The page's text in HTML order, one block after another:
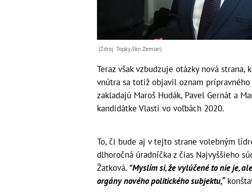
(Zdroj: Topky/Ján Zemiar)
Teraz však vzbudzuje otázky nová
vnútra sa totiž objavil oznam
zakladajú Maroš Hudák, Pavel Gernát a
kandidátke Vlasti vo voľbách 2020.
To, či bude aj v tejto strane volebným
dlhoročná úradníčka z čias Najvyššieho
Žatková. "Myslím si, že vylúčené to nie je,
orgány nového politického subjektu,“